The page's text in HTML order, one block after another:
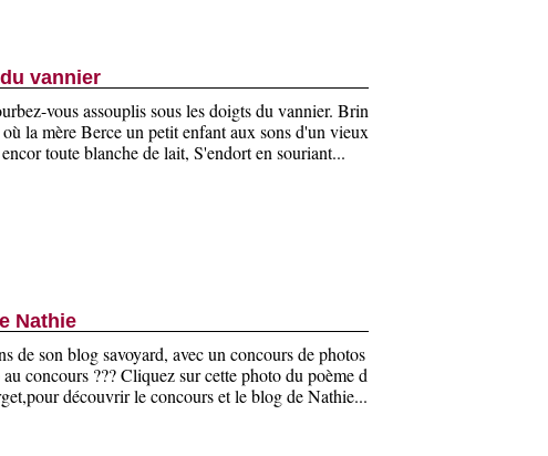
vannier
vous assouplis sous les doigts du vannier. Brin
la mère Berce un petit enfant aux sons d'un vieux
toute blanche de lait, S'endort en souriant...
Nathie
de son blog savoyard, avec un concours de photos
concours ??? Cliquez sur cette photo du poème d
découvrir le concours et le blog de Nathie...